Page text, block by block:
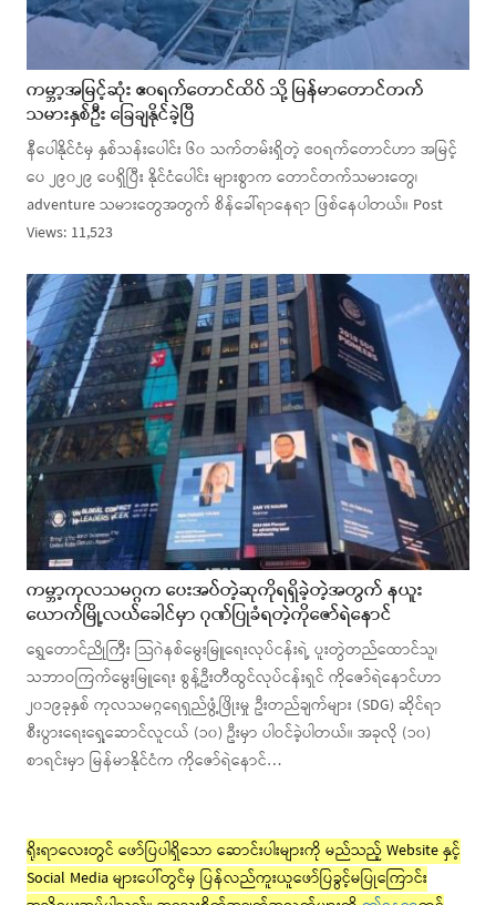
ကမ္ဘာ့အမြင့်ဆုံး ဧဝရက်တောင်ထိပ် သို့ မြန်မာတောင်တက်
သမားနှစ်ဦး ခြေချနိုင်ခဲ့ပြီ
နီပေါနိုင်ငံမှ နှစ်သန်းပေါင်း ၆၀ သက်တမ်းရှိတဲ့ ဧဝရက်တောင်ဟာ အမြင့်
ပေ ၂၉၀၂၉ ပေရှိပြီး နိုင်ငံပေါင်း များစွာက တောင်တက်သမားတွေ၊
adventure သမားတွေအတွက် စိန်ခေါ်ရာနေရာ ဖြစ်နေပါတယ်။ Post
Views: 11,523
ကမ္ဘာ့ကုလသမဂ္ဂက ပေးအပ်တဲ့ဆုကိုရရှိခဲ့တဲ့အတွက် နယူး
ယောက်မြို့လယ်ခေါင်မှာ ဂုဏ်ပြုခံရတဲ့ကိုဇော်ရဲနောင်
ရွှေတောင်ညိုကြီး သြဂဲနစ်မွေးမြူရေးလုပ်ငန်းရဲ့ ပူးတွဲတည်ထောင်သူ၊
သဘာဝကြက်မွေးမြူရေး စွန့်ဦးတီထွင်လုပ်ငန်းရှင် ကိုဇော်ရဲနောင်ဟာ
၂၀၁၉ခုနှစ် ကုလသမဂ္ဂရေရှည်ဖွံ့ဖြိုးမှု ဦးတည်ချက်များ (SDG) ဆိုင်ရာ
စီးပွားရေးရှေ့ဆောင်လူငယ် (၁၀) ဦးမှာ ပါဝင်ခဲ့ပါတယ်။ အခုလို (၁၀)
စာရင်းမှာ မြန်မာနိုင်ငံက ကိုဇော်ရဲနောင်…
ရိုးရာလေးတွင် ဖော်ပြပါရှိသော ဆောင်းပါးများကို မည်သည့် Website နှင့်
Social Media များပေါ်တွင်မှ ပြန်လည်ကူးယူဖော်ပြခွင့်မပြုကြောင်း